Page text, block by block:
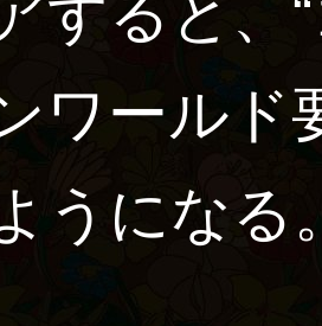
すると、
ワールド
うになる